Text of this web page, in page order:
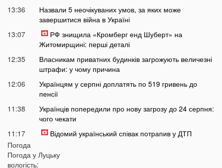
13:36
Назвали 5 неочікуваних умов, за яких може
завершитися війна в Україні
13:07
РФ знищила «Кромберг енд Шуберт» на
Житомирщині: перші деталі
12:35
Власникам приватних будинків загрожують величезні
штрафи: у чому причина
12:06
Українцям у серпні доплатять по 519 гривень до
пенсії
11:38
Українців попередили про нову загрозу до 24 серпня:
чого чекати
11:17
Відомий український співак потрапив у ДТП
11:01
чоловіка з будинку
Погода
Погода у Луцьку
вологість: